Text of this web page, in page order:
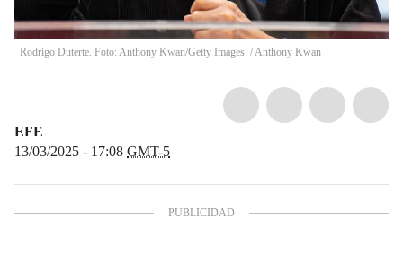
Rodrigo Duterte. Foto: Anthony Kwan/Getty Images. /Anthony Kwan
EFE
13/03/2025 - 17:08 GMT-5